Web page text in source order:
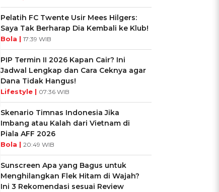
Pelatih FC Twente Usir Mees Hilgers:
Saya Tak Berharap Dia Kembali ke Klub!
Bola | 17:39 WIB
PIP Termin II 2026 Kapan Cair? Ini
Jadwal Lengkap dan Cara Ceknya agar
Dana Tidak Hangus!
Lifestyle | 07:36 WIB
Skenario Timnas Indonesia Jika
Imbang atau Kalah dari Vietnam di
Piala AFF 2026
Bola | 20:49 WIB
Sunscreen Apa yang Bagus untuk
Menghilangkan Flek Hitam di Wajah?
Ini 3 Rekomendasi sesuai Review